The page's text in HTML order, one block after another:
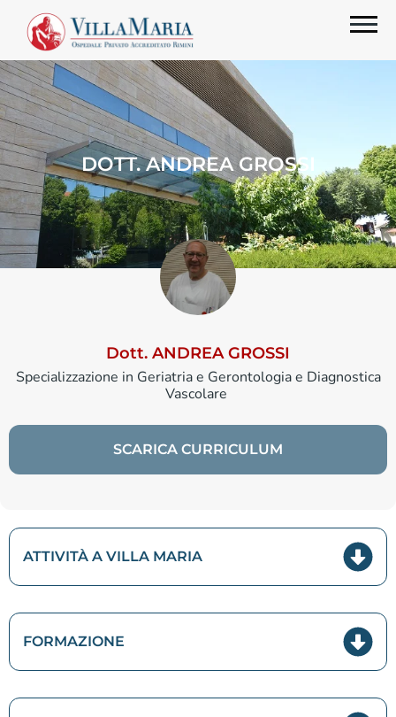
DOTT. ANDREA GROSSI
Dott. ANDREA GROSSI
Specializzazione in Geriatria e Gerontologia e Diagnostica
Vascolare
SCARICA CURRICULUM
ATTIVITÀ A VILLA MARIA
FORMAZIONE